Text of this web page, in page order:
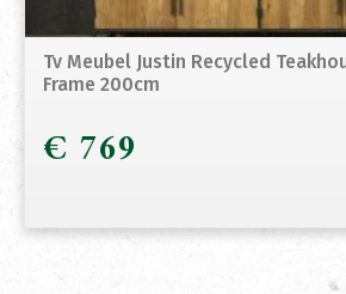
Tv Meubel Justin Recycled
Frame 200cm
€ 769